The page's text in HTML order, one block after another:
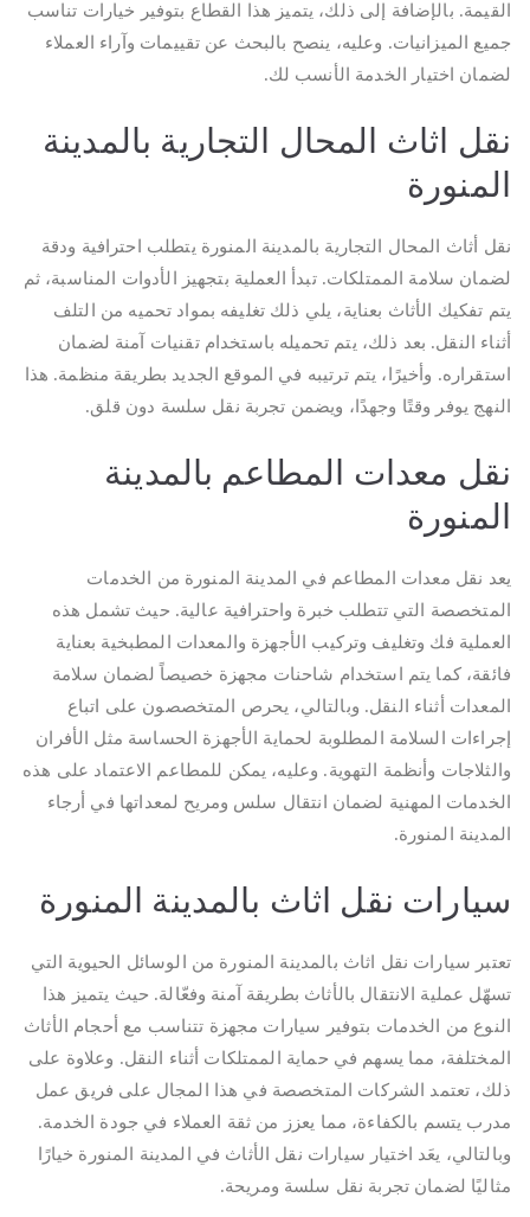
القيمة. بالإضافة إلى ذلك، يتميز هذا القطاع بتوفير خيارات تناسب
جميع الميزانيات. وعليه، ينصح بالبحث عن تقييمات وآراء العملاء
لضمان اختيار الخدمة الأنسب لك.
نقل اثاث المحال التجارية بالمدينة
المنورة
نقل أثاث المحال التجارية بالمدينة المنورة يتطلب احترافية ودقة
لضمان سلامة الممتلكات. تبدأ العملية بتجهيز الأدوات المناسبة، ثم
يتم تفكيك الأثاث بعناية، يلي ذلك تغليفه بمواد تحميه من التلف
أثناء النقل. بعد ذلك، يتم تحميله باستخدام تقنيات آمنة لضمان
استقراره. وأخيرًا، يتم ترتيبه في الموقع الجديد بطريقة منظمة. هذا
النهج يوفر وقتًا وجهدًا، ويضمن تجربة نقل سلسة دون قلق.
نقل معدات المطاعم بالمدينة
المنورة
يعد نقل معدات المطاعم في المدينة المنورة من الخدمات
المتخصصة التي تتطلب خبرة واحترافية عالية. حيث تشمل هذه
العملية فك وتغليف وتركيب الأجهزة والمعدات المطبخية بعناية
فائقة، كما يتم استخدام شاحنات مجهزة خصيصاً لضمان سلامة
المعدات أثناء النقل. وبالتالي، يحرص المتخصصون على اتباع
إجراءات السلامة المطلوبة لحماية الأجهزة الحساسة مثل الأفران
والثلاجات وأنظمة التهوية. وعليه، يمكن للمطاعم الاعتماد على هذه
الخدمات المهنية لضمان انتقال سلس ومريح لمعداتها في أرجاء
المدينة المنورة.
سيارات نقل اثاث بالمدينة المنورة
تعتبر سيارات نقل اثاث بالمدينة المنورة من الوسائل الحيوية التي
تسهّل عملية الانتقال بالأثاث بطريقة آمنة وفعّالة. حيث يتميز هذا
النوع من الخدمات بتوفير سيارات مجهزة تتناسب مع أحجام الأثاث
المختلفة، مما يسهم في حماية الممتلكات أثناء النقل. وعلاوة على
ذلك، تعتمد الشركات المتخصصة في هذا المجال على فريق عمل
مدرب يتسم بالكفاءة، مما يعزز من ثقة العملاء في جودة الخدمة.
وبالتالي، يعَد اختيار سيارات نقل الأثاث في المدينة المنورة خيارًا
مثاليًا لضمان تجربة نقل سلسة ومريحة.